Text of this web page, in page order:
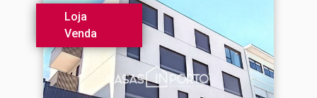
Loja
Venda